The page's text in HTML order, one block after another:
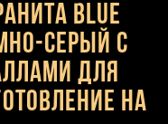
Blue
серый с
для
на